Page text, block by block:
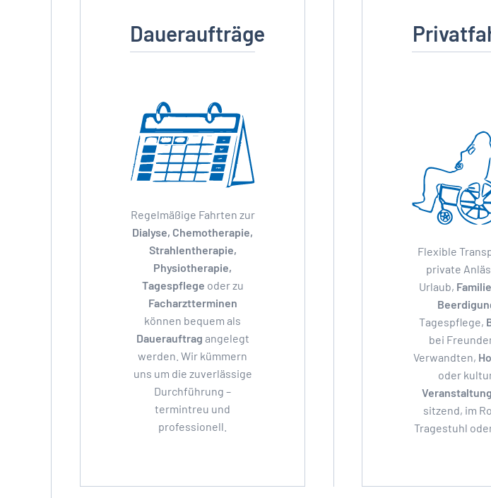
Daueraufträge
Regelmäßige Fahrten zur
Dialyse, Chemotherapie,
Strahlentherapie,
Physiotherapie,
Tagespflege oder zu
Facharztterminen
können bequem als
Dauerauftrag angelegt
werden. Wir kümmern
uns um die zuverlässige
Durchführung –
termintreu und
professionell.
Flexible
private
Urlaub,
Tagespflege,
bei
Verwandten,
oder
sitzend, im
Tragestuhl